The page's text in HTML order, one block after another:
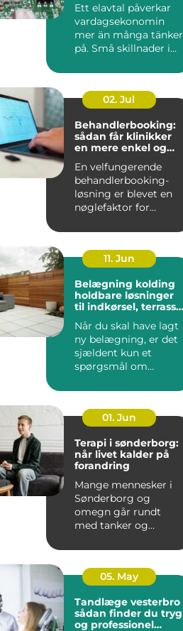
Ett elavtal påverkar
vardagsekonomin
mer än många tänker
på. Små skillnader i
02. Jul
Behandlerbooking:
sådan får klinikker
en mere enkel og
En velfungerende
behandlerbooking-
løsning er blevet en
nøglefaktor for
og beha...
11. Jun
Belægning kolding
holdbare løsninger
til indkørsel, terrasse
Når du skal have lagt
ny belægning, er det
sjældent kun et
spørgsmål om
løsning ska...
01. Jun
Terapi i sønderborg:
når livet kalder på
forandring
Mange mennesker i
Sønderborg og
omegn går rundt
med tanker og
mere end godt er....
05. May
Tandlæge vesterbro
sådan finder du tryg
og professionel